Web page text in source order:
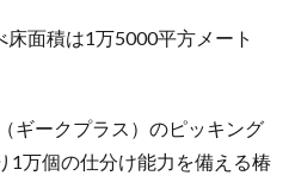
面積は1万5000平方メート
ギークプラス）のピッキング
1万個の仕分け能力を備える椿